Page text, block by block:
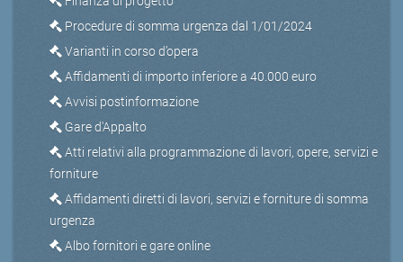
Procedure di somma urgenza dal 1/01/2024
Varianti in corso d’opera
Affidamenti di importo inferiore a 40.000 euro
Avvisi postinformazione
Gare d'Appalto
Atti relativi alla programmazione di lavori, opere, servizi e
forniture
Affidamenti diretti di lavori, servizi e forniture di somma
urgenza
Albo fornitori e gare online